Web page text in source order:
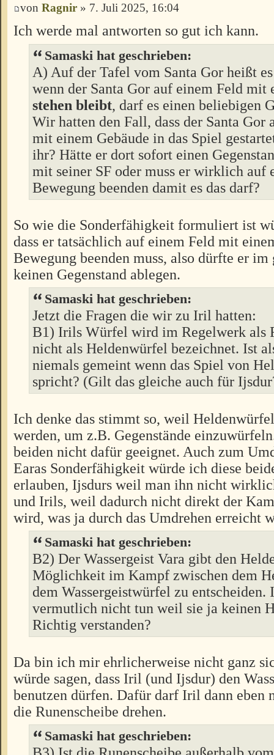
von Ragnir » 7. Juli 2025, 16:04
Ich werde mal antworten so gut ich kann.
Samaski hat geschrieben:
A) Auf der Tafel vom Santa Gor heißt
wenn der Santa Gor auf einem Feld mit
stehen bleibt, darf es einen beliebigen
Wir hatten den Fall, dass der Santa Gor
mit einem Gebäude in das Spiel
ihr? Hätte er dort sofort einen
mit seiner SF oder muss er wirklich auf
Bewegung beenden damit es das darf?
So wie die Sonderfähigkeit formuliert ist
dass er tatsächlich auf einem Feld mit
Bewegung beenden muss, also dürfte er
keinen Gegenstand ablegen.
Samaski hat geschrieben:
Jetzt die Fragen die wir zu Iril hatten:
B1) Irils Würfel wird im Regelwerk als
nicht als Heldenwürfel bezeichnet. Ist
niemals gemeint wenn das Spiel von
spricht? (Gilt das gleiche auch für
Ich denke das stimmt so, weil
werden, um z.B. Gegenstände
beiden nicht dafür geeignet. Auch zum
Earas Sonderfähigkeit würde ich diese
erlauben, Ijsdurs weil man ihn nicht
und Irils, weil dadurch nicht direkt der
wird, was ja durch das Umdrehen erreicht
Samaski hat geschrieben:
B2) Der Wassergeist Vara gibt den
Möglichkeit im Kampf zwischen dem
dem Wassergeistwürfel zu
vermutlich nicht tun weil sie ja keinen
Richtig verstanden?
Da bin ich mir ehrlicherweise nicht ganz
würde sagen, dass Iril (und Ijsdur) den
benutzen dürfen. Dafür darf Iril dann eben
die Runenscheibe drehen.
Samaski hat geschrieben: